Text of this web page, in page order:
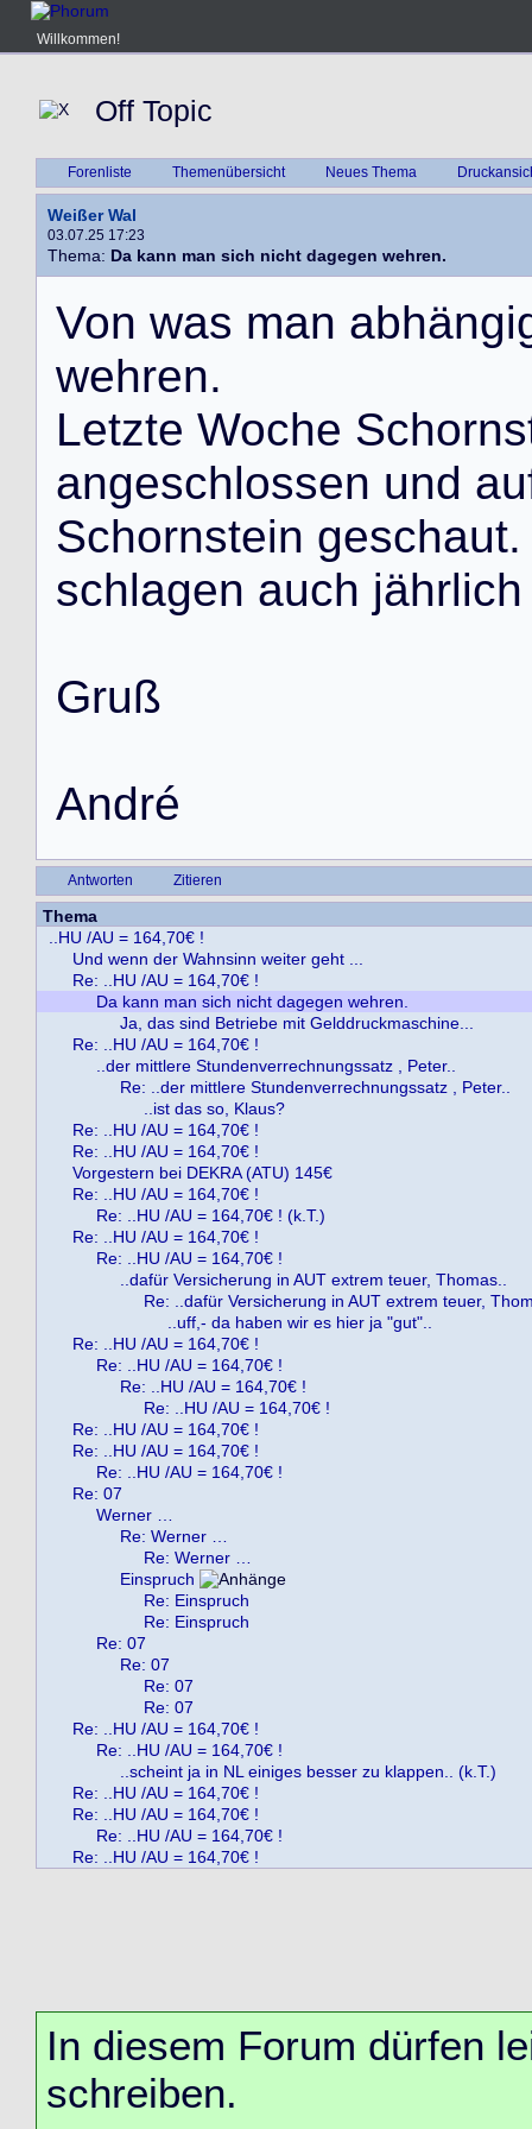
Willkommen!
Off Topic
Forenliste Themenübersicht Neues Thema
Weißer Wal
03.07.25 17:23
Thema: Da kann man sich nicht dagegen wehren.
Von was man abhängi
wehren.
Letzte Woche Schorns
angeschlossen und au
Schornstein geschaut.
schlagen auch jährlich
Gruß
André
Antworten Zitieren
Thema
..HU /AU = 164,70€ !
Und wenn der Wahnsinn weiter geht ...
Re: ..HU /AU = 164,70€ !
Da kann man sich nicht dagegen wehren.
Ja, das sind Betriebe mit Gelddruckmaschine...
Re: ..HU /AU = 164,70€ !
..der mittlere Stundenverrechnungssatz , Peter..
Re: ..der mittlere Stundenverrechnungssatz , Peter..
..ist das so, Klaus?
Re: ..HU /AU = 164,70€ !
Re: ..HU /AU = 164,70€ !
Vorgestern bei DEKRA (ATU) 145€
Re: ..HU /AU = 164,70€ !
Re: ..HU /AU = 164,70€ ! (k.T.)
Re: ..HU /AU = 164,70€ !
Re: ..HU /AU = 164,70€ !
..dafür Versicherung in AUT extrem teuer, Thomas..
Re: ..dafür Versicherung in AUT extrem teuer,
..uff,- da haben wir es hier ja "gut"..
Re: ..HU /AU = 164,70€ !
Re: ..HU /AU = 164,70€ !
Re: ..HU /AU = 164,70€ !
Re: ..HU /AU = 164,70€ !
Re: ..HU /AU = 164,70€ !
Re: ..HU /AU = 164,70€ !
Re: ..HU /AU = 164,70€ !
Re: 07
Werner …
Re: Werner …
Re: Werner …
Einspruch
Re: Einspruch
Re: Einspruch
Re: 07
Re: 07
Re: 07
Re: 07
Re: ..HU /AU = 164,70€ !
Re: ..HU /AU = 164,70€ !
..scheint ja in NL einiges besser zu klappen.. (k.T.)
Re: ..HU /AU = 164,70€ !
Re: ..HU /AU = 164,70€ !
Re: ..HU /AU = 164,70€ !
Re: ..HU /AU = 164,70€ !
In diesem Forum dürfen
schreiben.